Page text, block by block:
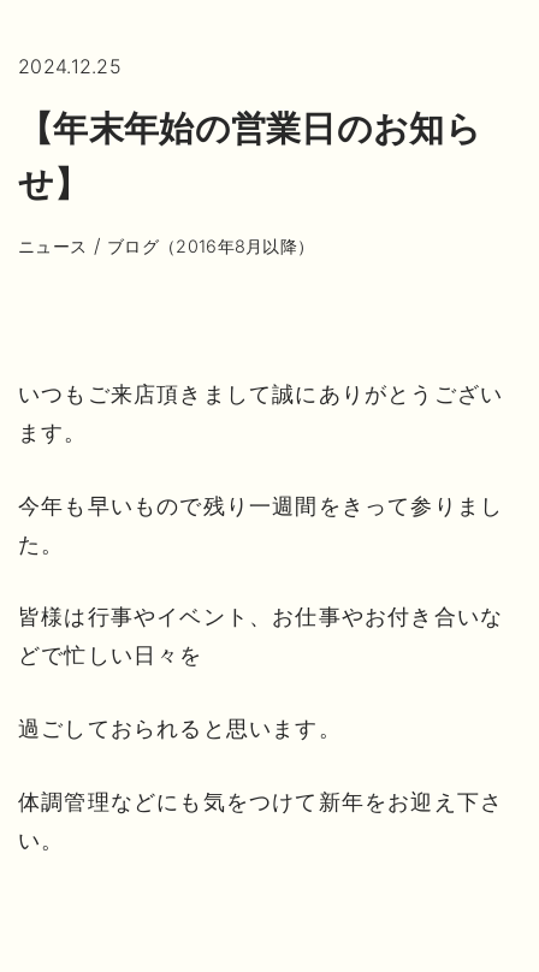
2024.12.25
【年末年始の営業日のお知ら
せ】
ニュース / ブログ（2016年8月以降）
いつもご来店頂きまして誠にありがとうござい
ます。
今年も早いもので残り一週間をきって参りまし
た。
皆様は行事やイベント、お仕事やお付き合いな
どで忙しい日々を
過ごしておられると思います。
体調管理などにも気をつけて新年をお迎え下さ
い。